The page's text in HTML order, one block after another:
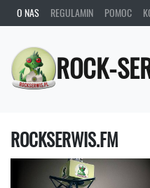
O NAS REGULAMIN POMOC
ROCK-
ROCKSERWIS.FM